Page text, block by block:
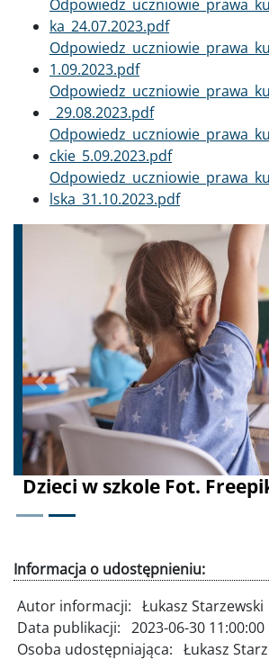
Dokument
ka_24.07.2023.pdf
Dokument
1.09.2023.pdf
Dokument
_29.08.2023.pdf
Dokument
ckie_5.09.2023.pdf
Dokument
lska_31.10.2023.pdf
Dzieci w szkole Fot. Freepik
Poprzednie
Informacja o udostępnieniu:
Autor informacji: Łukasz Starzewski
Data publikacji: 2023-06-30 11:00:00
Osoba udostępniająca: Łukasz